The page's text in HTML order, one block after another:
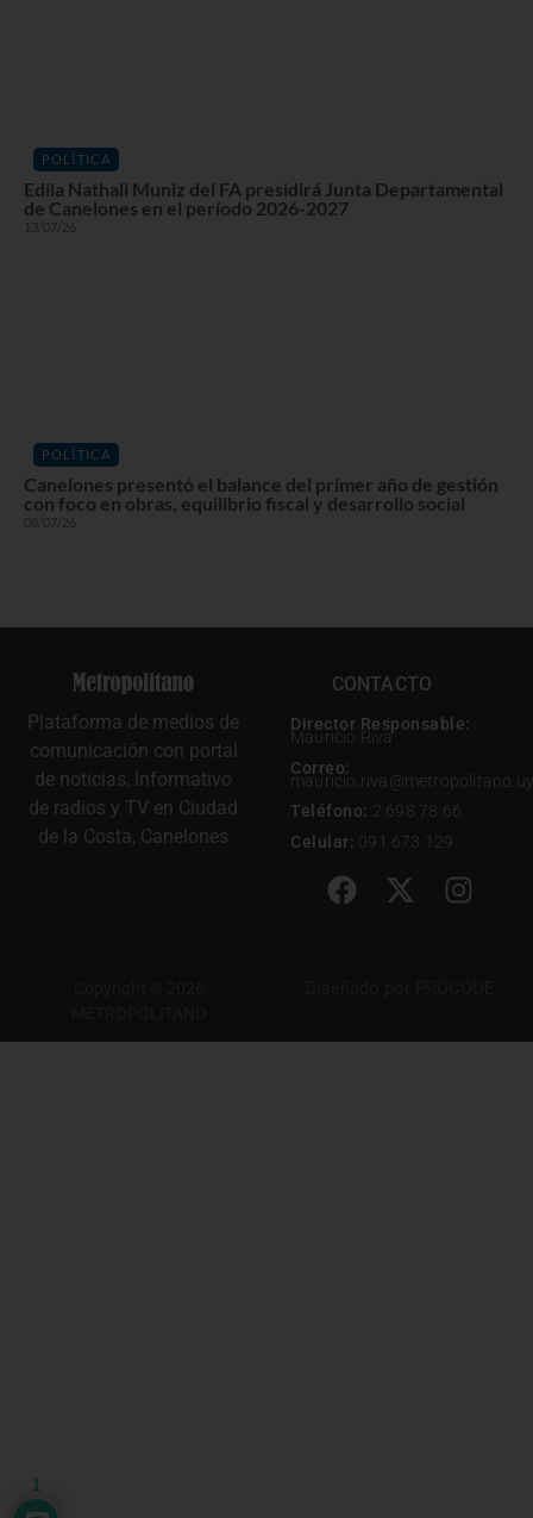
POLÍTICA
Edila Nathali Muniz del FA presidirá Junta Departamental
de Canelones en el período 2026-2027
13/07/26
POLÍTICA
Canelones presentó el balance del primer año de gestión
con foco en obras, equilibrio fiscal y desarrollo social
08/07/26
Plataforma de medios de
comunicación con portal
de noticias, Informativo
de radios y TV en Ciudad
de la Costa, Canelones
CONTACTO
Director Responsable:
Mauricio Riva
Correo:
mauricio.riva@metropolitano.uy
Teléfono: 2 698 78 66
Celular: 091 673 129
1